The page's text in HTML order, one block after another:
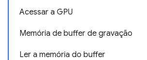
Acessar a GPU
Memória de buffer de gravação
Ler a memória do buffer